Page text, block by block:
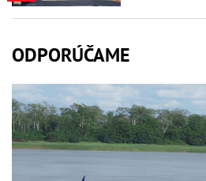
ODPORÚČAME